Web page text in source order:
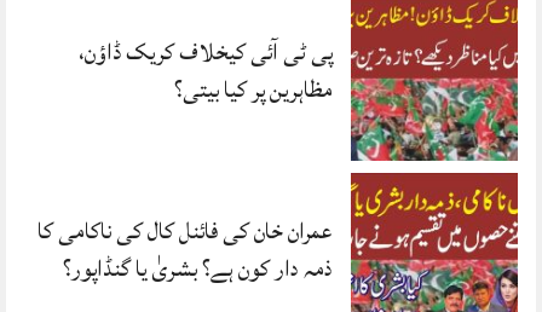
پی ٹی آئی کیخلاف کریک ڈاؤن،
مظاہرین پر کیا بیتی؟
عمران خان کی فائنل کال کی ناکامی کا
ذمہ دار کون ہے؟ بشریٰ یا گنڈاپور؟